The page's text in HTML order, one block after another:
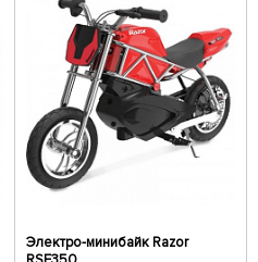
Электро-минибайк Razor